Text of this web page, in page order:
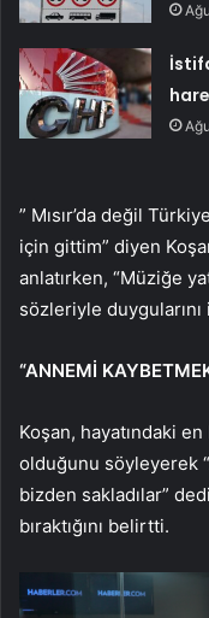
” Mısır’da değil
için gittim” diyen
anlatırken, “Müziğe
sözleriyle
“ANNEMİ
Koşan, hayatındaki
olduğunu söyleyerek
bizden sakladılar”
bıraktığını belirtti.